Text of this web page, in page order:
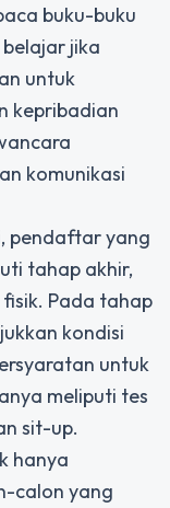
buku-buku
jika
untuk
kepribadian
komunikasi
pendaftar yang
tahap akhir,
Pada tahap
kondisi
untuk
meliputi tes
sit-up.
hanya
calon yang